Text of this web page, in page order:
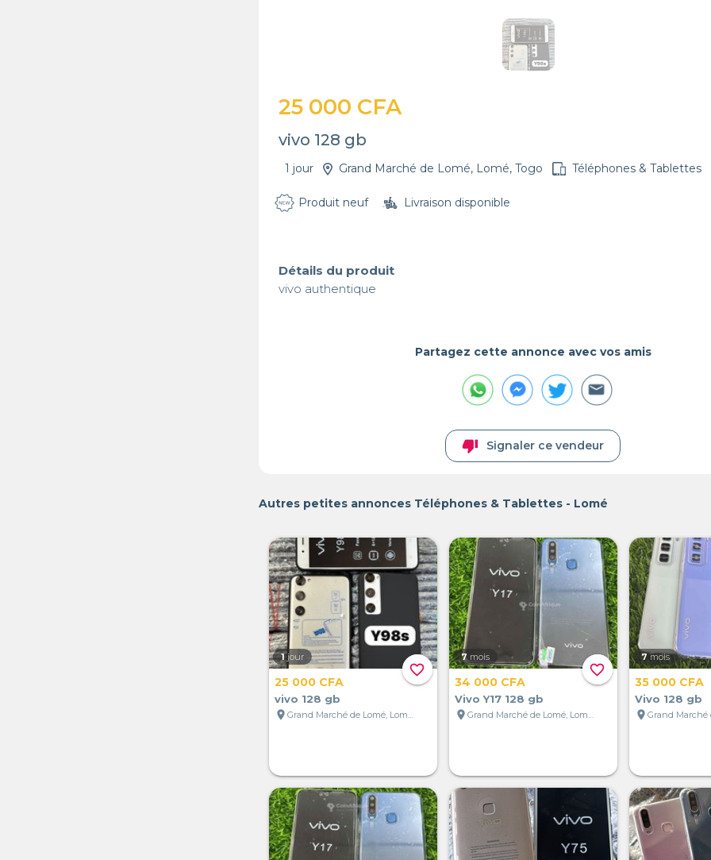
25 000 CFA
vivo 128 gb
1 jour Grand Marché de Lomé, Lomé, Togo Téléphones & Tablettes
Produit neuf Livraison disponible
Détails du produit
vivo authentique
Partagez cette annonce avec vos amis
thumb_down Signaler ce vendeur
Autres petites annonces Téléphones & Tablettes - Lomé
favorite_border
1 jour
25 000 CFA
vivo 128 gb
location_on
Grand Marché de Lomé, Lomé, Togo
favorite_border
7 mois
34 000 CFA
Vivo Y17 128 gb
location_on
Grand Marché de Lomé, Lomé, Togo
7 mois
35 000 CFA
Vivo 128 gb
location_on